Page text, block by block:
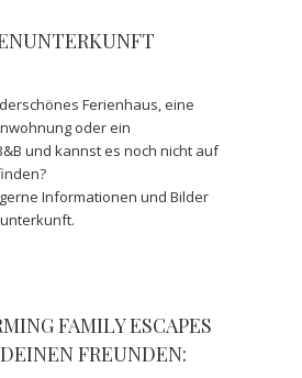
Ferienhaus, eine
oder ein
und kannst es noch nicht auf
Informationen und Bilder
FAMILY ESCAPES
FREUNDEN: